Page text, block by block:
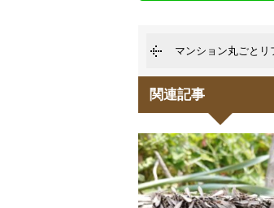
マンション丸ごと
関連記事